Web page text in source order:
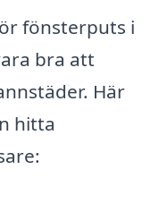
fönsterputs i
bra att
Här
hitta